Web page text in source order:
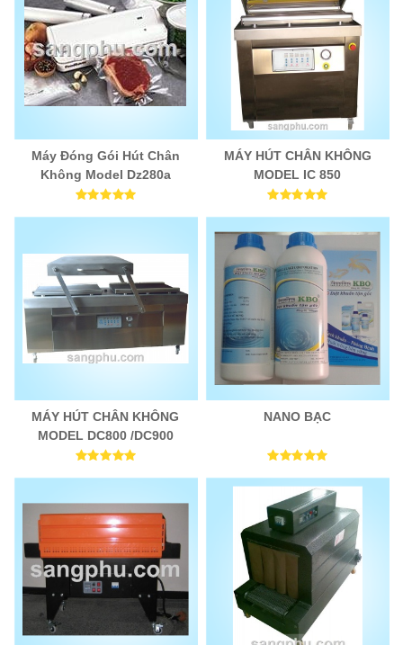
Máy Đóng Gói Hút Chân
Không Model Dz280a
MÁY HÚT CHÂN KHÔNG
MODEL IC 850
MÁY HÚT CHÂN KHÔNG
MODEL DC800 /DC900
NANO BẠC